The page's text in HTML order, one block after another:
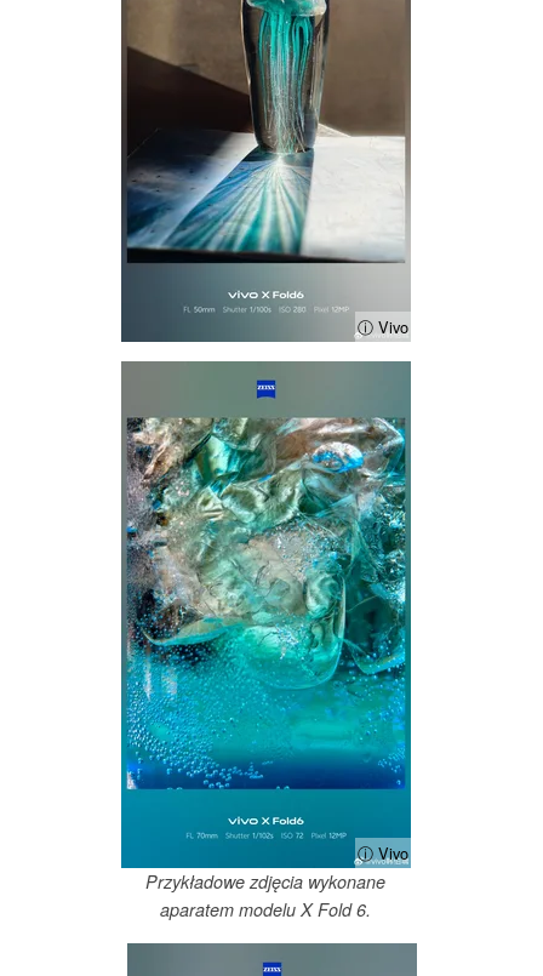
ⓘ Vivo
ⓘ Vivo
Przykładowe zdjęcia wykonane
aparatem modelu X Fold 6.